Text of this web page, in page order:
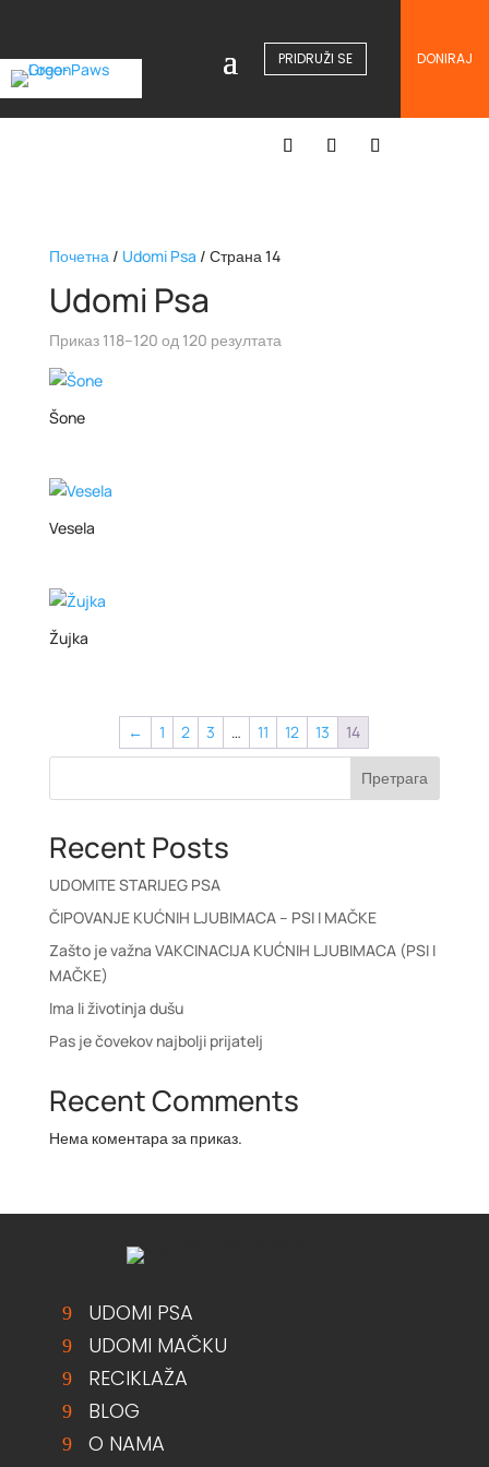
PRIDRUŽI SE DONIRAJ
Почетна/ Udomi Psa / Страна 14
Udomi Psa
Приказ 118–120 од 120 резултата
Šone
Vesela
Žujka
← 1 2 3 … 11 12 13 14
Претрага
Recent Posts
UDOMITE STARIJEG PSA
ČIPOVANJE KUĆNIH LJUBIMACA – PSI I MAČKE
Zašto je važna VAKCINACIJA KUĆNIH LJUBIMACA (PSI I
MAČKE)
Ima li životinja dušu
Pas je čovekov najbolji prijatelj
Recent Comments
Нема коментара за приказ.
UDOMI PSA
UDOMI MAČKU
RECIKLAŽA
BLOG
O NAMA